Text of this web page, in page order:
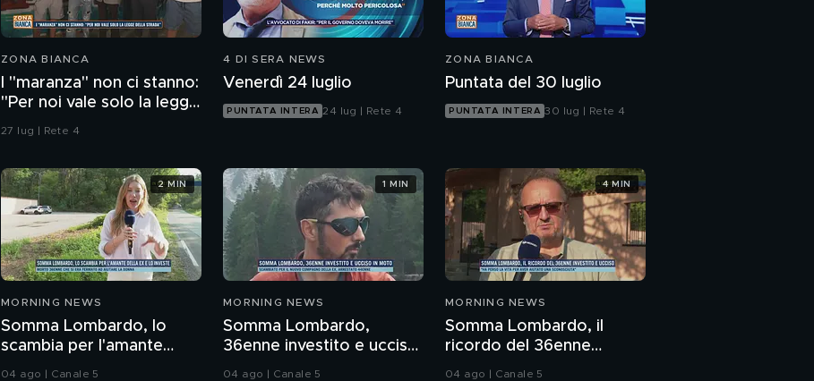
ZONA BIANCA
I "maranza" non ci stanno:
"Per noi vale solo la legge
della strada"
27 lug | Rete 4
4 DI SERA NEWS
Venerdì 24 luglio
PUNTATA INTERA 24 lug | Rete 4
ZONA BIANCA
Puntata del 30 luglio
PUNTATA INTERA 30 lug | Rete 4
MORNING NEWS
Somma Lombardo, lo
scambia per l'amante
della ex e lo investe
04 ago | Canale 5
2 MIN
MORNING NEWS
Somma Lombardo,
36enne investito e ucciso
in moto
04 ago | Canale 5
1 MIN
MORNING NEWS
Somma Lombardo, il
ricordo del 36enne
investito e ucciso
04 ago | Canale 5
4 MIN